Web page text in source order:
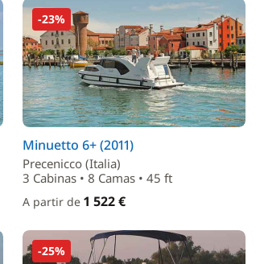
-23%
Minuetto 6+ (2011)
Precenicco (Italia)
3 Cabinas • 8 Camas • 45 ft
A partir de 1 522 €
-25%